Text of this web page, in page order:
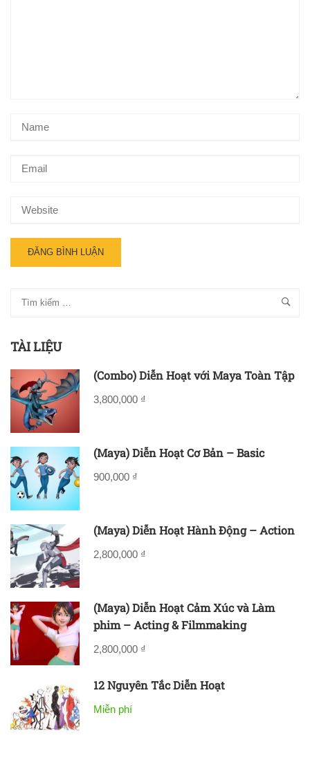
TÀI LIỆU
(Combo) Diễn Hoạt với Maya Toàn Tập
3,800,000 ₫
(Maya) Diễn Hoạt Cơ Bản – Basic
900,000 ₫
(Maya) Diễn Hoạt Hành Động – Action
2,800,000 ₫
(Maya) Diễn Hoạt Cảm Xúc và Làm
phim – Acting & Filmmaking
2,800,000 ₫
12 Nguyên Tắc Diễn Hoạt
Miễn phí